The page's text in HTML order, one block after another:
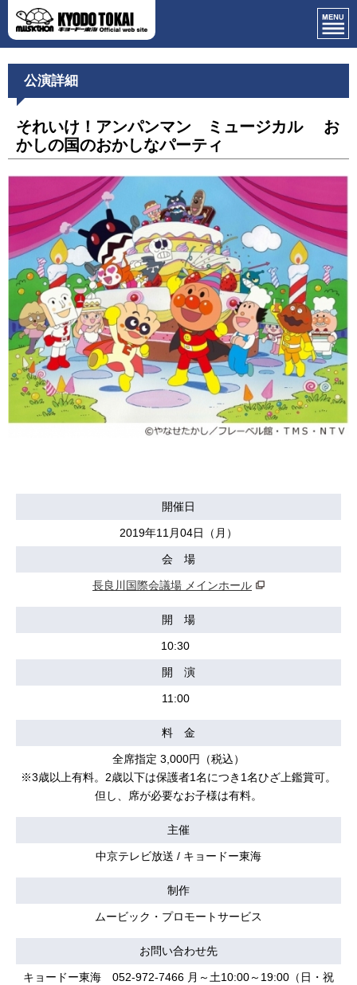
公演詳細
それいけ！アンパンマン ミュージカル お
かしの国のおかしなパーティ
開催日
2019年11月04日（月）
会 場
長良川国際会議場 メインホール
開 場
10:30
開 演
11:00
料 金
全席指定 3,000円（税込）
※3歳以上有料。2歳以下は保護者1名につき1名ひざ上鑑賞可。
但し、席が必要なお子様は有料。
主催
中京テレビ放送 / キョードー東海
制作
ムービック・プロモートサービス
お問い合わせ先
キョードー東海 052-972-7466 月～土10:00～19:00（日・祝